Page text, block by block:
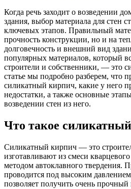
Когда речь заходит о возведении
здания, выбор материала для стен
ключевых этапов. Правильный
прочность конструкции, но и на
долговечность и внешний вид
популярных материалов, который
строители и собственники, — это
статье мы подробно разберем, что
силикатный кирпич, какие у него
недостатки, а также основные
возведении стен из него.
Что такое
Силикатный кирпич — это
изготавливают из смеси
методом автоклавного твердения.
проводится под высоким
позволяет получить очень